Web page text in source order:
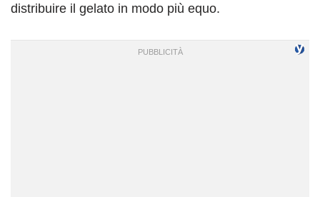
distribuire il gelato in modo più equo.